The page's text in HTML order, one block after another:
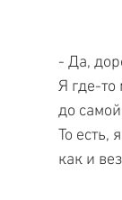
- Да,
Я где-
до самой
То есть,
как и